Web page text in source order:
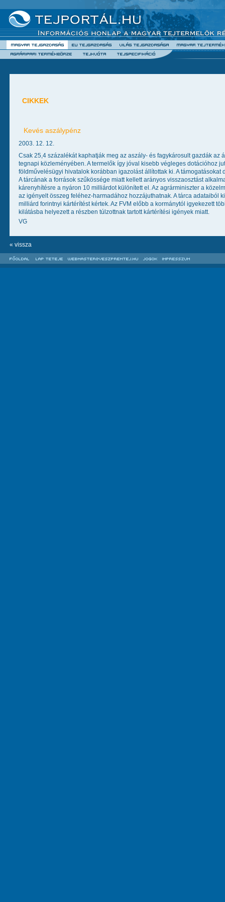
CIKKEK
Kevés aszálypénz
2003. 12. 12.
Csak 25,4 százalékát kaphatják meg az aszály- és fagykárosult gazdák az
tegnapi közleményében. A termelők így jóval kisebb végleges dotációhoz
földművelésügyi hivatalok korábban igazolást állítottak ki. A támogatásokat
A tárcának a források szűkössége miatt kellett arányos visszaosztást
kárenyhítésre a nyáron 10 milliárdot különített el. Az agrárminiszter a
az igényelt összeg feléhez-harmadához hozzájuthatnak. A tárca adataiból
milliárd forintnyi kártérítést kértek. Az FVM előbb a kormánytól igyekezett
kilátásba helyezett a részben túlzottnak tartott kártérítési igények miatt.
VG
« vissza